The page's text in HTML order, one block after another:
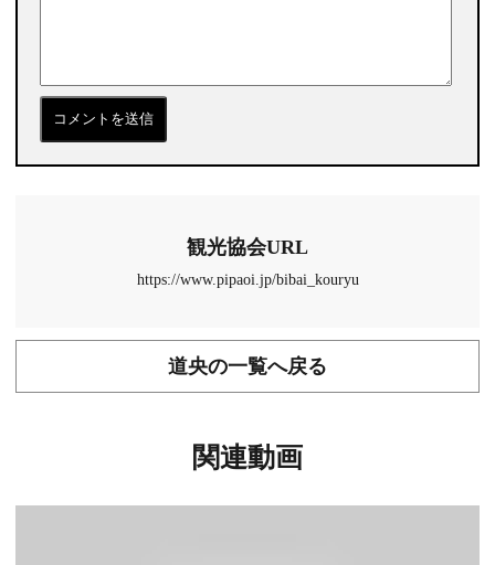
観光協会URL
https://www.pipaoi.jp/bibai_kouryu
道央の一覧へ戻る
関連動画